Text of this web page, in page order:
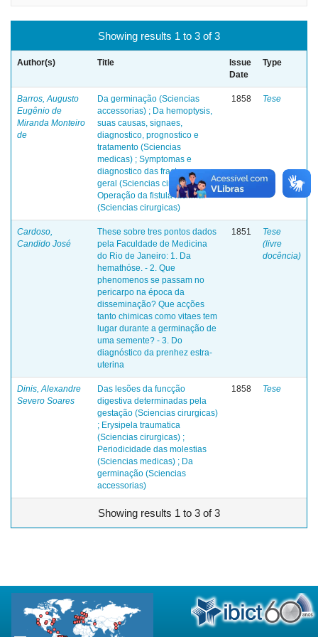
Showing results 1 to 3 of 3
Author(s) Title
Issue
Date
Type
Barros, Augusto
Eugênio de
Miranda Monteiro
de
Da germinação (Sciencias
accessorias) ; Da hemoptysis,
suas causas, signaes,
diagnostico, prognostico e
tratamento (Sciencias
medicas) ; Symptomas e
diagnostico das fracturas em
geral (Sciencias cirurgicas) ;
Operação da fistula lacrimal
(Sciencias cirurgicas)
1858 Tese
Cardoso,
Candido José
These sobre tres pontos dados
pela Faculdade de Medicina
do Rio de Janeiro: 1. Da
hemathóse. - 2. Que
phenomenos se passam no
pericarpo na época da
disseminação? Que acções
tanto chimicas como vitaes tem
lugar durante a germinação de
uma semente? - 3. Do
diagnóstico da prenhez estra-
uterina
1851
Tese
(livre
docência)
Dinis, Alexandre
Severo Soares
Das lesões da funcção
digestiva determinadas pela
gestação (Sciencias cirurgicas)
; Erysipela traumatica
(Sciencias cirurgicas) ;
Periodicidade das molestias
(Sciencias medicas) ; Da
germinação (Sciencias
accessorias)
1858 Tese
Showing results 1 to 3 of 3